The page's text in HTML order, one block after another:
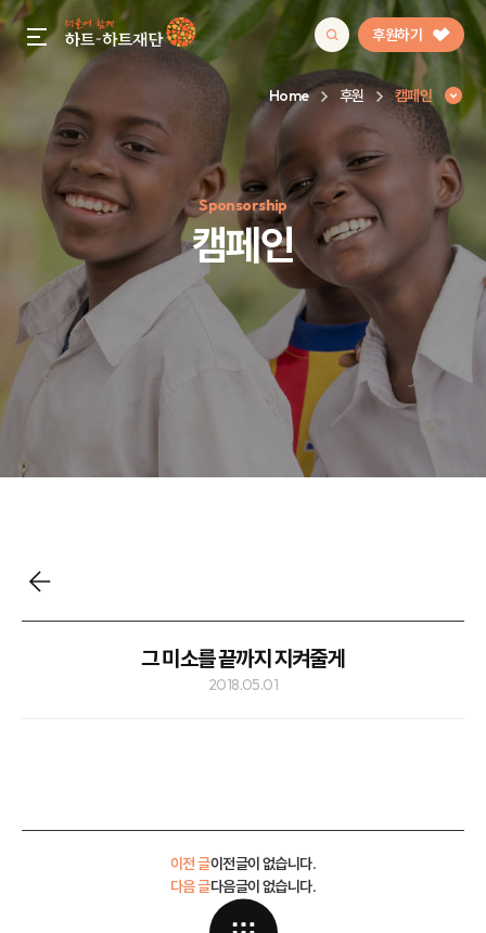
gnb menu open 후원하기
인기 키워드
#정기후원#하트플레이스#캠페인 #팬덤후원
Home 후원 캠페인
Sponsorship
캠페인
그 미소를 끝까지 지켜줄게
2018.05.01
이전 글이전글이 없습니다.
다음글이 없습니다.
다음 글